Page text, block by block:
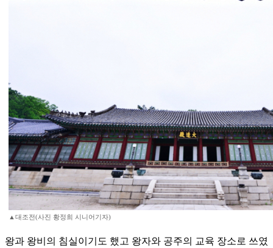
▲대조전(사진 황정희 시니어기자)
왕과 왕비의 침실이기도 했고 왕자와 공주의 교육 장소로 쓰였